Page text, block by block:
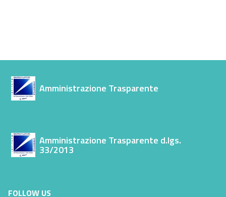
Amministrazione Trasparente
Amministrazione Trasparente d.lgs.
33/2013
FOLLOW US